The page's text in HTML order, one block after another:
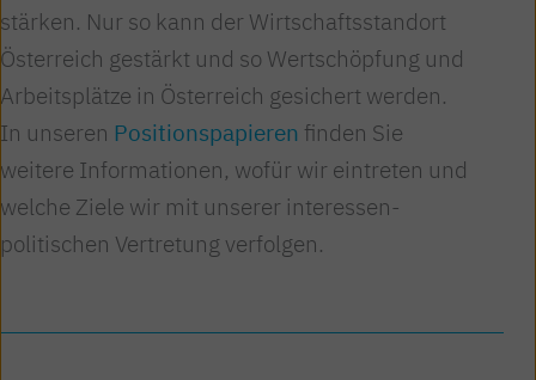
stärken. Nur so kann der Wirtschafts­standort
Österreich gestärkt und so Wertschöpfung und
Arbeits­plätze in Österreich gesichert werden.
In unseren Positions­papieren finden Sie
weitere Informationen, wofür wir eintreten und
welche Ziele wir mit unserer interessen­
politischen Vertretung verfolgen.